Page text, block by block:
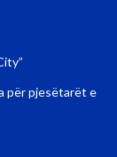
për pjesëtarët e